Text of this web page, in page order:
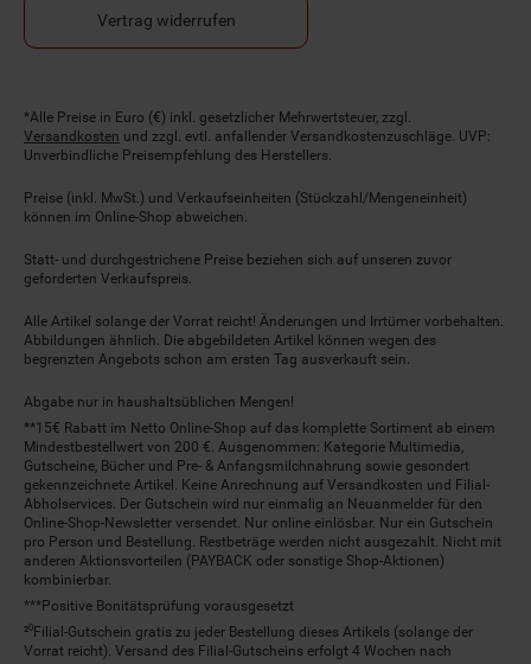
Vertrag widerrufen
Fußnoten
*Alle Preise in Euro (€) inkl. gesetzlicher Mehrwertsteuer, zzgl.
Versandkosten und zzgl. evtl. anfallender Versandkostenzuschläge. UVP:
Unverbindliche Preisempfehlung des Herstellers.
Preise (inkl. MwSt.) und Verkaufseinheiten (Stückzahl/Mengeneinheit)
können im Online-Shop abweichen.
Statt- und durchgestrichene Preise beziehen sich auf unseren zuvor
geforderten Verkaufspreis.
Alle Artikel solange der Vorrat reicht! Änderungen und Irrtümer vorbehalten.
Abbildungen ähnlich. Die abgebildeten Artikel können wegen des
begrenzten Angebots schon am ersten Tag ausverkauft sein.
Abgabe nur in haushaltsüblichen Mengen!
**15€ Rabatt im Netto Online-Shop auf das komplette Sortiment ab einem
Mindestbestellwert von 200 €. Ausgenommen: Kategorie Multimedia,
Gutscheine, Bücher und Pre- & Anfangsmilchnahrung sowie gesondert
gekennzeichnete Artikel. Keine Anrechnung auf Versandkosten und Filial-
Abholservices. Der Gutschein wird nur einmalig an Neuanmelder für den
Online-Shop-Newsletter versendet. Nur online einlösbar. Nur ein Gutschein
pro Person und Bestellung. Restbeträge werden nicht ausgezahlt. Nicht mit
anderen Aktionsvorteilen (PAYBACK oder sonstige Shop-Aktionen)
kombinierbar.
***Positive Bonitätsprüfung vorausgesetzt
²⁰Filial-Gutschein gratis zu jeder Bestellung dieses Artikels (solange der
Vorrat reicht). Versand des Filial-Gutscheins erfolgt 4 Wochen nach